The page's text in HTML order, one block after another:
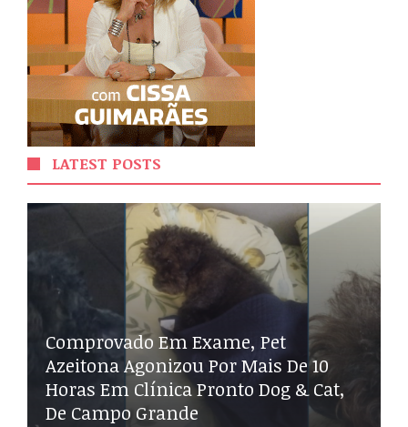
LATEST POSTS
Comprovado Em Exame, Pet
Azeitona Agonizou Por Mais De 10
Horas Em Clínica Pronto Dog & Cat,
De Campo Grande